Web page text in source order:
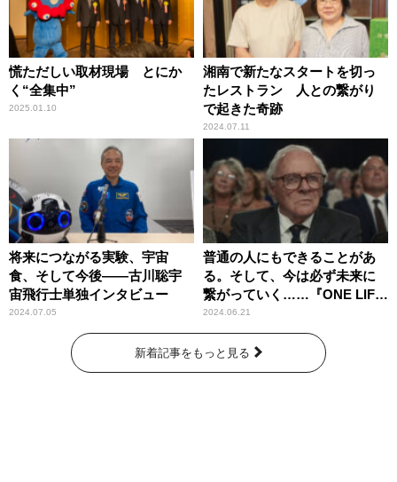
慌ただしい取材現場 とにか
く“全集中”
2025.01.10
湘南で新たなスタートを切っ
たレストラン 人との繋がり
で起きた奇跡
2024.07.11
将来につながる実験、宇宙
食、そして今後――古川聡宇
宙飛行士単独インタビュー
2024.07.05
普通の人にもできることがあ
る。そして、今は必ず未来に
繋がっていく……『ONE LIFE
奇跡が繋いだ6000の命』
2024.06.21
新着記事をもっと見る